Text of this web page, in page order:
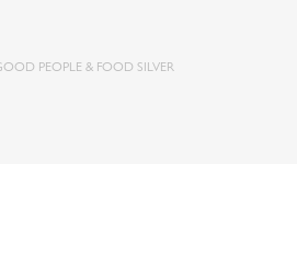
PEOPLE & FOOD SILVER